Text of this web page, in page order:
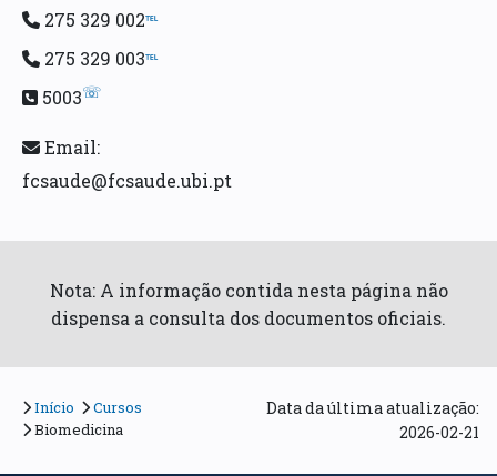
275 329 002℡
275 329 003℡
5003☏
Email:
fcsaude@fcsaude.ubi.pt
Nota: A informação contida nesta página não
dispensa a consulta dos documentos oficiais.
Início
Cursos
Biomedicina
Data da última atualização:
2026-02-21